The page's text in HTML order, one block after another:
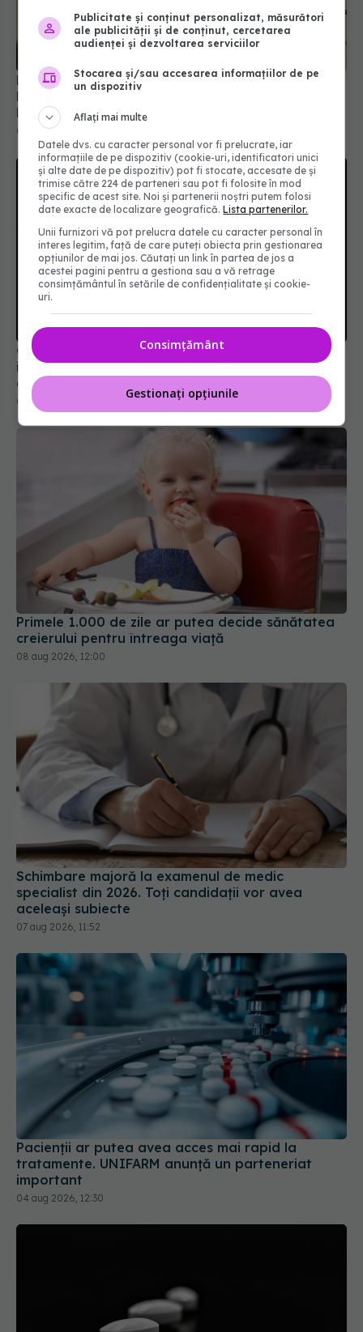
Prof. dr. Valeriu Gheorghiță intră în Board-ul
Editorial al revistei Scientific Reports, din Nature
Portfolio
Caz șocant la Cluj. Echipaj de ambulanță atacat
în timpul unei misiuni în Cluj. Șoferul a ajuns la
operație.
09 aug 2026, 12:55
Primele 1.000 de zile ar putea decide sănătatea
creierului pentru întreaga viață
08 aug 2026, 12:00
Schimbare majoră la examenul de medic
specialist din 2026. Toți candidații vor avea
aceleași subiecte
07 aug 2026, 11:52
Pacienții ar putea avea acces mai rapid la
tratamente. UNIFARM anunță un parteneriat
important
04 aug 2026, 12:30
Publicitate și conținut personalizat, măsurători
ale publicității și de conținut, cercetarea
audienței și dezvoltarea serviciilor
Stocarea și/sau accesarea informațiilor de pe
un dispozitiv
Aflați mai multe
Datele dvs. cu caracter personal vor fi prelucrate, iar
informațiile de pe dispozitiv (cookie-uri, identificatori unici
și alte date de pe dispozitiv) pot fi stocate, accesate de și
trimise către 224 de parteneri sau pot fi folosite în mod
specific de acest site. Noi și partenerii noștri putem folosi
date exacte de localizare geografică.Lista partenerilor.
Unii furnizori vă pot prelucra datele cu caracter personal în
interes legitim, față de care puteți obiecta prin gestionarea
opțiunilor de mai jos. Căutați un link în partea de jos a
acestei pagini pentru a gestiona sau a vă retrage
consimțământul în setările de confidențialitate și cookie-
uri.
Consimțământ
Gestionați opțiunile